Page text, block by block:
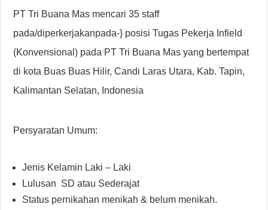
PT Tri Buana Mas mencari 35 staff
pada/diperkerjakanpada-} posisi Tugas Pekerja Infield
(Konvensional) pada PT Tri Buana Mas yang bertempat
di kota Buas Buas Hilir, Candi Laras Utara, Kab. Tapin,
Kalimantan Selatan, Indonesia
Persyaratan Umum:
Jenis Kelamin Laki – Laki
Lulusan SD atau Sederajat
Status pernikahan menikah & belum menikah.